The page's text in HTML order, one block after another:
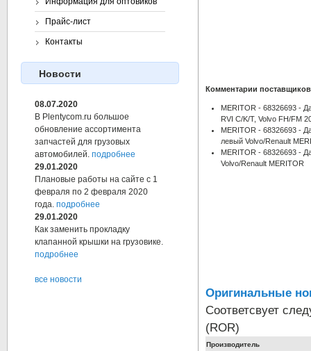
Комментарии
MERITOR - 68326693 -
RVI C/K/T, Volvo FH/FM
MERITOR - 68326693 -
левый Volvo/Renault
MERITOR - 68326693 -
Volvo/Renault MERITOR
Оригинальные
Соответсвует
(ROR)
Производитель
Прайс-лист
Контакты
Новости
08.07.2020
В Plentycom.ru большое
обновление ассортимента
запчастей для грузовых
автомобилей. подробнее
29.01.2020
Плановые работы на сайте с 1
февраля по 2 февраля 2020
года. подробнее
29.01.2020
Как заменить прокладку
клапанной крышки на грузовике.
подробнее
все новости